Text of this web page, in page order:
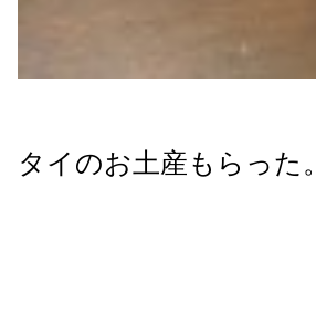
タイのお土産もらった。